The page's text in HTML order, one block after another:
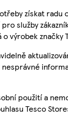
získat radu
služby
výrobek značky
použití a
Tesco